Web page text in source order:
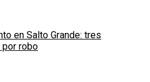
en Salto Grande: tres
robo